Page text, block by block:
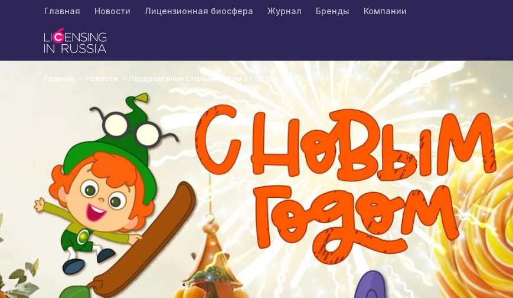
Главная Новости Лицензионная биосфера Журнал Бренды Компании
Главная Новости Поздравление с Новым годом от Студии РЕД КАРПЕТ